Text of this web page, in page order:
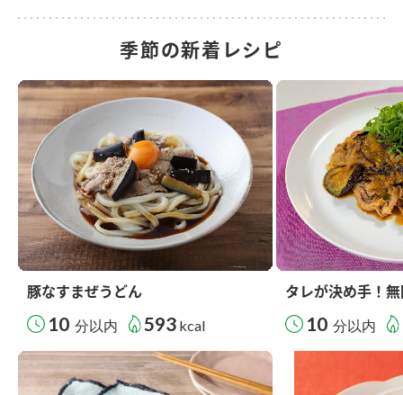
季節の新着レシピ
豚なすまぜうどん
10 分以内 593 kcal
タレが決め手！
10 分以内